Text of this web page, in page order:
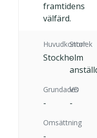
framtidens
välfärd.
Huvudkontor
Stockholm
Storlek
-
Grundades
-
VD
-
Omsättning